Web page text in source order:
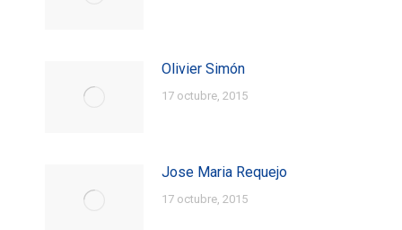
Olivier Simón
17 octubre, 2015
Jose Maria Requejo
17 octubre, 2015